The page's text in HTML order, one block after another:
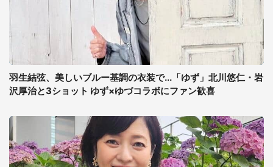
羽生結弦、美しいブルー基調の衣装で...「ゆず」北川悠仁・岩
沢厚治と3ショット ゆず×ゆづコラボにファン歓喜